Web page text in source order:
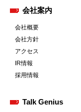
会社案内
会社概要
会社方針
アクセス
IR情報
採用情報
Talk Genius